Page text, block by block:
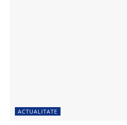
ACTUALITATE